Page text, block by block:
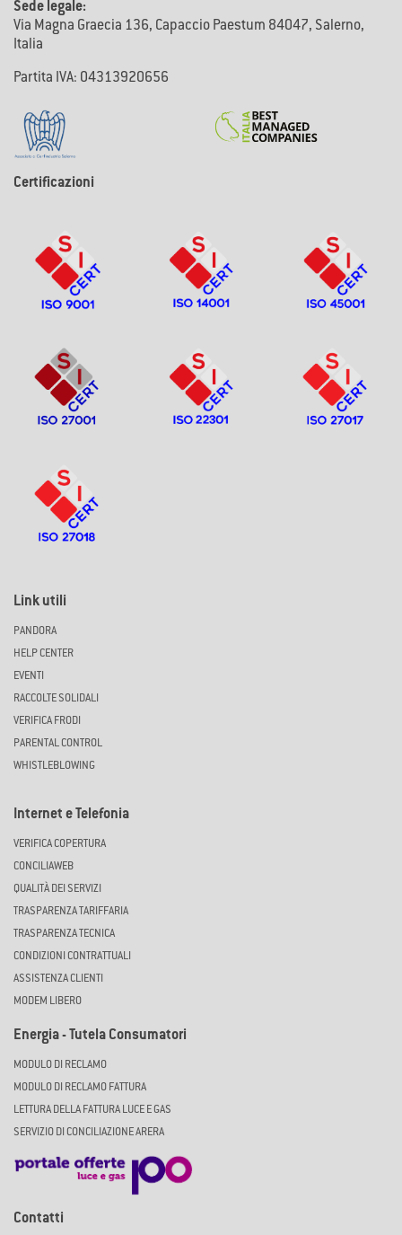
Sede legale:
Via Magna Graecia 136, Capaccio Paestum 84047, Salerno,
Italia
Partita IVA: 04313920656
Certificazioni
Link utili
PANDORA
HELP CENTER
EVENTI
RACCOLTE SOLIDALI
VERIFICA FRODI
PARENTAL CONTROL
WHISTLEBLOWING
Internet e Telefonia
VERIFICA COPERTURA
CONCILIAWEB
QUALITÀ DEI SERVIZI
TRASPARENZA TARIFFARIA
TRASPARENZA TECNICA
CONDIZIONI CONTRATTUALI
ASSISTENZA CLIENTI
MODEM LIBERO
Energia - Tutela Consumatori
MODULO DI RECLAMO
MODULO DI RECLAMO FATTURA
LETTURA DELLA FATTURA LUCE E GAS
SERVIZIO DI CONCILIAZIONE ARERA
Contatti